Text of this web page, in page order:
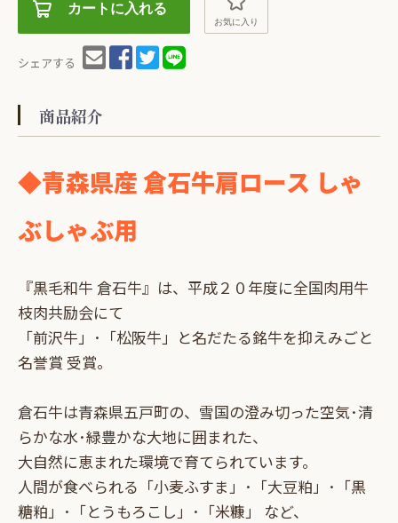
カートに入れる
お気に入り
シェアする
商品紹介
◆青森県産 倉石牛肩ロース しゃ
ぶしゃぶ用
『黒毛和牛 倉石牛』は、平成２０年度に全国肉用牛
枝肉共励会にて
「前沢牛」･「松阪牛」と名だたる銘牛を抑えみごと
名誉賞 受賞。
倉石牛は青森県五戸町の、雪国の澄み切った空気･清
らかな水･緑豊かな大地に囲まれた、
大自然に恵まれた環境で育てられています。
人間が食べられる「小麦ふすま」･「大豆粕」･「黒
糖粕」･「とうもろこし」･「米糠」 など、